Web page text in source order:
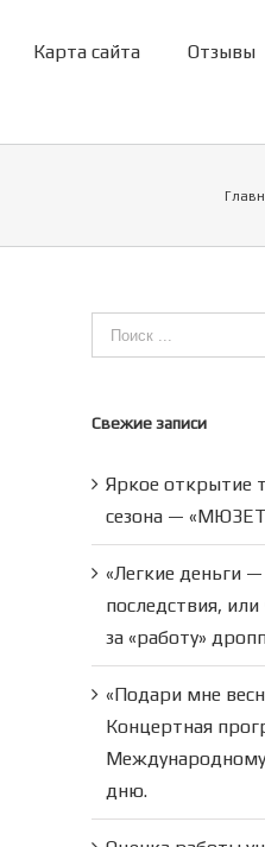
Карта сайта Отзывы
Свежие записи
Яркое открытие
сезона — «МЮЗЕТ
«Легкие деньги
последствия, или
за «работу»
«Подари мне
Концертная
дню.